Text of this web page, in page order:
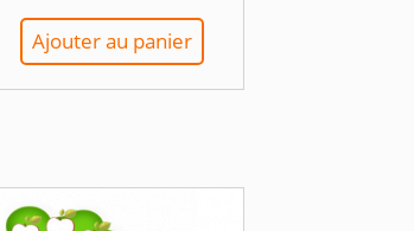
initial
était :
25,00 $.
actuel
est :
16,00 $.
Ajouter au panier